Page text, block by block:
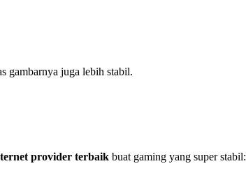
gambarnya juga lebih stabil.
provider terbaik buat gaming yang super stabil: